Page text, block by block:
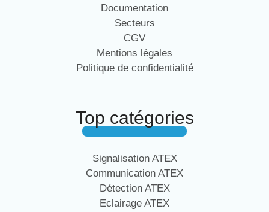
Documentation
Secteurs
CGV
Mentions légales
Politique de confidentialité
Top catégories
Signalisation ATEX
Communication ATEX
Détection ATEX
Eclairage ATEX